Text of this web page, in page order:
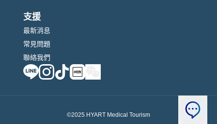
支援
最新消息
常見問題
聯絡我們
©2025 HYART Medical Tourism